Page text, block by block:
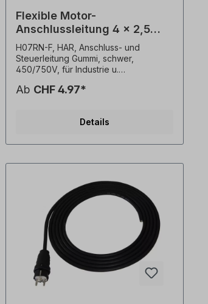
Flexible Motor-
Anschlussleitung 4 x 2,5
mm²
H07RN-F, HAR, Anschluss- und
Steuerleitung Gummi, schwer,
450/750V, für Industrie u.
-25°C bis +60°C, ölbeständig,
nach Kundenauftrag gefertigt. Ein
ausgeschlossen!Alle Produktfotos sind
Ab CHF 4.97*
Details